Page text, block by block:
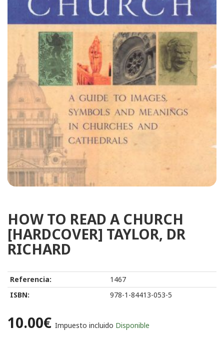
HOW TO READ A CHURCH
[HARDCOVER] TAYLOR, DR
RICHARD
Referencia:
1467
ISBN:
978-1-84413-053-5
10.00€ Impuesto incluido Disponible